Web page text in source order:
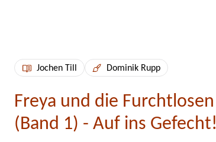
Jochen Till Dominik Rupp
Freya und die Furchtlosen
(Band 1) - Auf ins Gefecht!